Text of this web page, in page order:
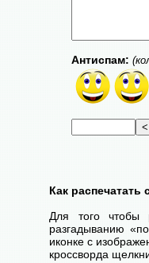
Антиспам:
Как
Для того чтобы
разгадыванию
иконке с
кроссворда